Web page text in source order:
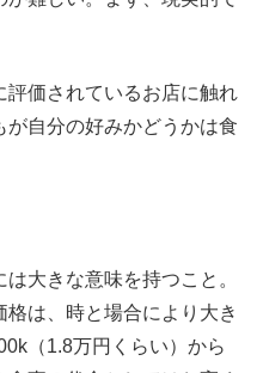
評価されているお店に触れ
が自分の好みかどうかは食
大きな意味を持つこと。
は、時と場合により大き
（1.8万円くらい）から